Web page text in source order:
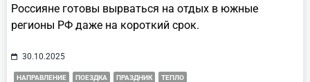
Россияне готовы вырваться на отдых в южные
регионы РФ даже на короткий срок.
30.10.2025
НАПРАВЛЕНИЕ ПОЕЗДКА ПРАЗДНИК ТЕПЛО